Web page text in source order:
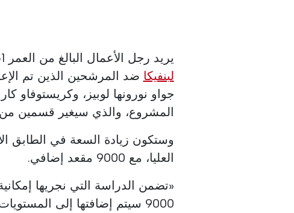
يريد رجل الأعمال البالغ من العمر 51 عامًا، والذي يترشح لانتخابات الهيئة الإدارية
لبنفيكا ضد المرشحين الذين تم
جواو نورونها لوبيز، وكريستوفاو
المشروع، والذي سيغير قسمين
العليا، مع 9000 مقعد إضافي.
9000 سيتم إضافتها إلى